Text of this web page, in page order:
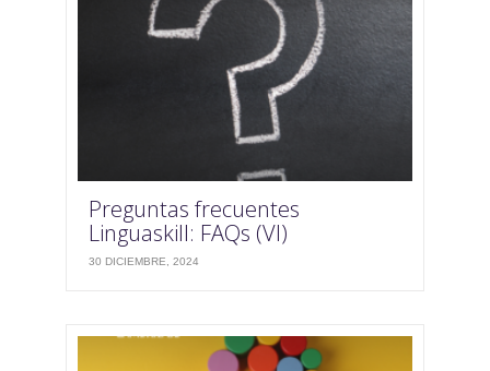
Preguntas frecuentes
Linguaskill: FAQs (VI)
30 DICIEMBRE, 2024